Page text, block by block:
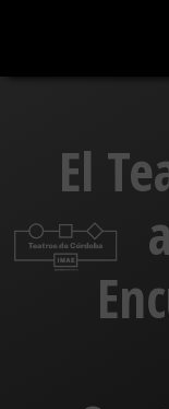
contenido
El